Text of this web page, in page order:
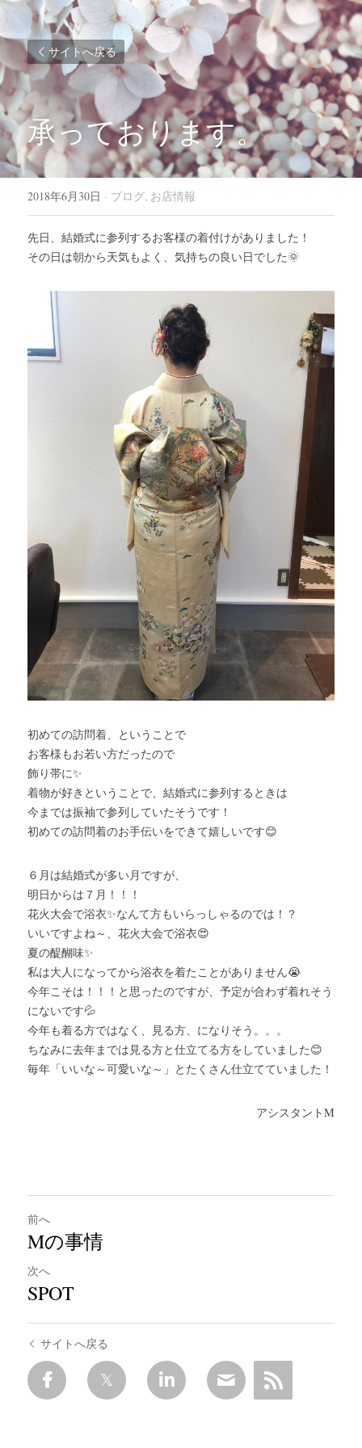
サイトへ戻る
承っております。
2018年6月30日 · ブログ, お店情報
先日、結婚式に参列するお客様の着付けがありました！
その日は朝から天気もよく、気持ちの良い日でした🌞
初めての訪問着、ということで
お客様もお若い方だったので
飾り帯に✨
着物が好きということで、結婚式に参列するときは
今までは振袖で参列していたそうです！
初めての訪問着のお手伝いをできて嬉しいです😊
６月は結婚式が多い月ですが、
明日からは７月！！！
花火大会で浴衣✨なんて方もいらっしゃるのでは！？
いいですよね～、花火大会で浴衣😍
夏の醍醐味✨
私は大人になってから浴衣を着たことがありません😭
今年こそは！！！と思ったのですが、予定が合わず着れそう
にないです💦
今年も着る方ではなく、見る方、になりそう。。。
ちなみに去年までは見る方と仕立てる方をしていました😊
毎年「いいな～可愛いな～」とたくさん仕立てていました！
アシスタントM
前へ
Mの事情
次へ
SPOT
サイトへ戻る